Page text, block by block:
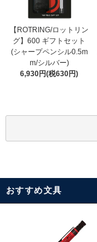
【ROTRING/ロットリン
グ】600 ギフトセット
(シャープペンシル0.5m
m/シルバー)
6,930円(税630円)
おすすめ文具